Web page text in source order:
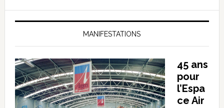
MANIFESTATIONS
45 ans
pour
l’Espa
ce Air